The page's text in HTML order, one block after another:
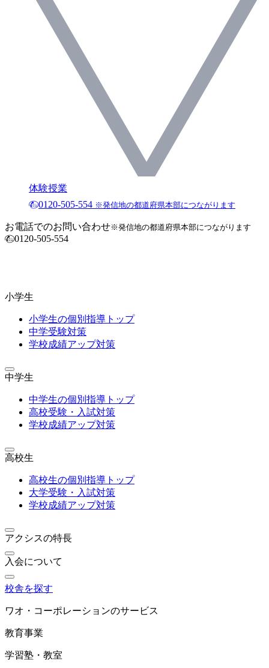
体験授業
0120-505-554 ※発信地の都道府県本部につながります
お電話でのお問い合わせ※発信地の都道府県本部につながります
0120-505-554
小学生
小学生の個別指導トップ
中学受験対策
学校成績アップ対策
中学生
中学生の個別指導トップ
高校受験・入試対策
学校成績アップ対策
高校生
高校生の個別指導トップ
大学受験・入試対策
学校成績アップ対策
アクシスの特長
入会について
校舎を探す
ワオ・コーポレーションのサービス
教育事業
学習塾・教室